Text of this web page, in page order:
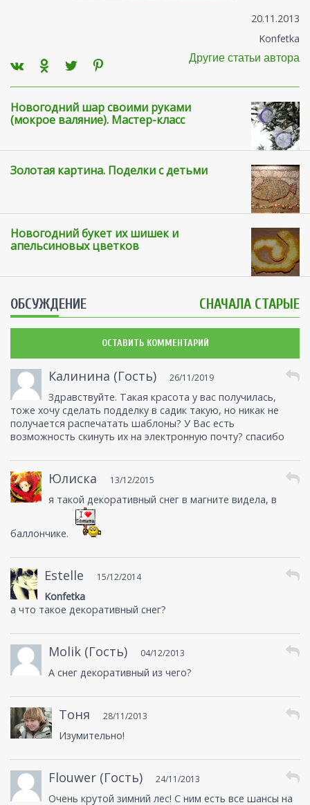
20.11.2013
Konfetka
Другие статьи автора
Новогодний шар своими руками
(мокрое валяние). Мастер-класс
Золотая картина. Поделки с детьми
Новогодний букет их шишек и
апельсиновых цветков
ОБСУЖДЕНИЕ СНАЧАЛА СТАРЫЕ
ОСТАВИТЬ КОММЕНТАРИЙ
Калинина (Гость) 26/11/2019
Здравствуйте. Такая красота у вас получилась,
тоже хочу сделать подделку в садик такую, но никак не
получается распечатать шаблоны? У Вас есть
возможность скинуть их на электронную почту? спасибо
Юлиска 13/12/2015
я такой декоративный снег в магните видела, в
баллончике.
Estelle 15/12/2014
Konfetka
а что такое декоративный снег?
Molik (Гость) 04/12/2013
А снег декоративный из чего?
Тоня 28/11/2013
Изумительно!
Flouwer (Гость) 24/11/2013
Очень крутой зимний лес! С ним есть все шансы на